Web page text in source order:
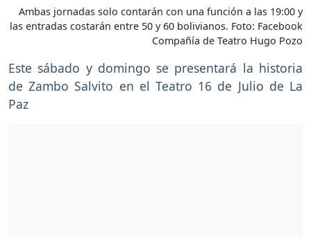
Ambas jornadas solo contarán con una función a las 19:00 y
las entradas costarán entre 50 y 60 bolivianos. Foto: Facebook
Compañía de Teatro Hugo Pozo
Este sábado y domingo se presentará la historia
de Zambo Salvito en el Teatro 16 de Julio de La
Paz